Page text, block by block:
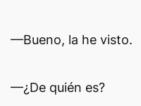
—Bueno, la he visto.
—¿De quién es?